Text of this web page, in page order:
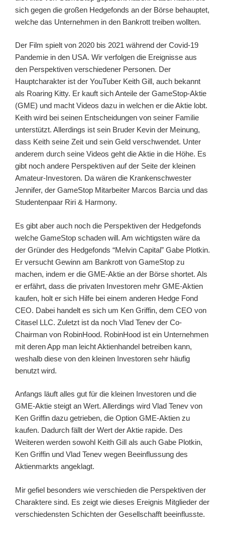
sich gegen die großen Hedgefonds an der Börse behauptet,
welche das Unternehmen in den Bankrott treiben wollten.
Der Film spielt von 2020 bis 2021 während der Covid-19
Pandemie in den USA. Wir verfolgen die Ereignisse aus
den Perspektiven verschiedener Personen. Der
Hauptcharakter ist der YouTuber Keith Gill, auch bekannt
als Roaring Kitty. Er kauft sich Anteile der GameStop-Aktie
(GME) und macht Videos dazu in welchen er die Aktie lobt.
Keith wird bei seinen Entscheidungen von seiner Familie
unterstützt. Allerdings ist sein Bruder Kevin der Meinung,
dass Keith seine Zeit und sein Geld verschwendet. Unter
anderem durch seine Videos geht die Aktie in die Höhe. Es
gibt noch andere Perspektiven auf der Seite der kleinen
Amateur-Investoren. Da wären die Krankenschwester
Jennifer, der GameStop Mitarbeiter Marcos Barcia und das
Studentenpaar Riri & Harmony.
Es gibt aber auch noch die Perspektiven der Hedgefonds
welche GameStop schaden will. Am wichtigsten wäre da
der Gründer des Hedgefonds “Melvin Capital” Gabe Plotkin.
Er versucht Gewinn am Bankrott von GameStop zu
machen, indem er die GME-Aktie an der Börse shortet. Als
er erfährt, dass die privaten Investoren mehr GME-Aktien
kaufen, holt er sich Hilfe bei einem anderen Hedge Fond
CEO. Dabei handelt es sich um Ken Griffin, dem CEO von
Citasel LLC. Zuletzt ist da noch Vlad Tenev der Co-
Chairman von RobinHood. RobinHood ist ein Unternehmen
mit deren App man leicht Aktienhandel betreiben kann,
weshalb diese von den kleinen Investoren sehr häufig
benutzt wird.
Anfangs läuft alles gut für die kleinen Investoren und die
GME-Aktie steigt an Wert. Allerdings wird Vlad Tenev von
Ken Griffin dazu getrieben, die Option GME-Aktien zu
kaufen. Dadurch fällt der Wert der Aktie rapide. Des
Weiteren werden sowohl Keith Gill als auch Gabe Plotkin,
Ken Griffin und Vlad Tenev wegen Beeinflussung des
Aktienmarkts angeklagt.
Mir gefiel besonders wie verschieden die Perspektiven der
Charaktere sind. Es zeigt wie dieses Ereignis Mitglieder der
verschiedensten Schichten der Gesellschafft beeinflusste.